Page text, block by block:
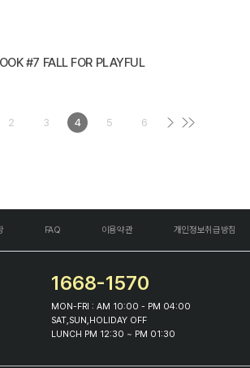
#7 FALL FOR PLAYFUL
2 3 4 5 6
FAQ 이용약관 개인정보취급방침
1668-1570
MON-FRI : AM 10:00 - PM 04:00
SAT,SUN,HOLIDAY OFF
LUNCH PM 12:30 ~ PM 01:30